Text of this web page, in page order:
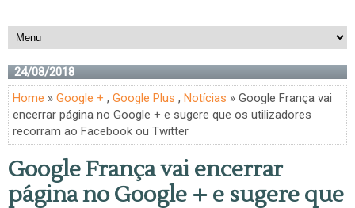
24/08/2018
Home » Google + , Google Plus , Notícias » Google França vai
encerrar página no Google + e sugere que os utilizadores
recorram ao Facebook ou Twitter
Google França vai encerrar
página no Google + e sugere que